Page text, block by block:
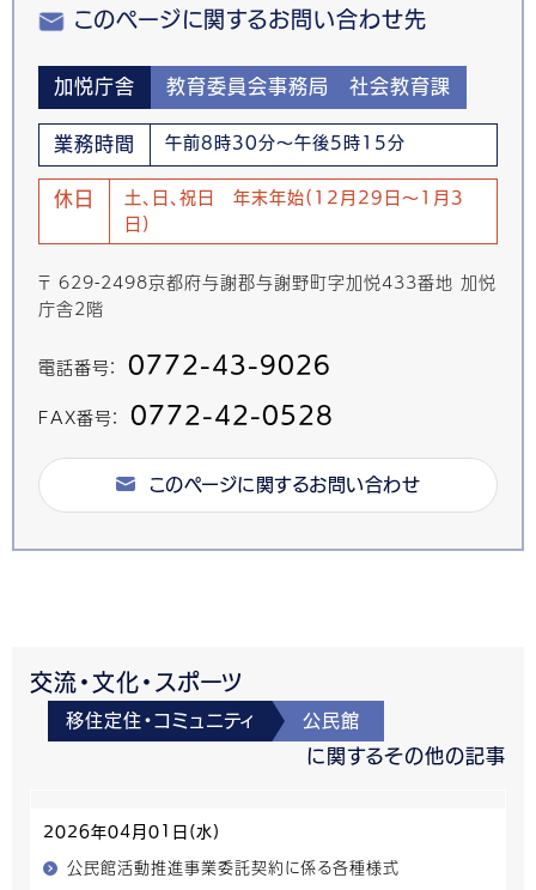
このページに関するお問い合わせ先
加悦庁舎 教育委員会事務局 社会教育課
業務時間 午前8時30分～午後5時15分
休日
土、日、祝日 年末年始(12月29日～1月3
日)
〒 629-2498京都府与謝郡与謝野町字加悦433番地 加悦
庁舎2階
電話番号： 0772-43-9026
FAX番号： 0772-42-0528
このページに関するお問い合わせ
交流・文化・スポーツ
移住定住・コミュニティ 公民館
に関するその他の記事
2026年04月01日(水)
公民館活動推進事業委託契約に係る各種様式